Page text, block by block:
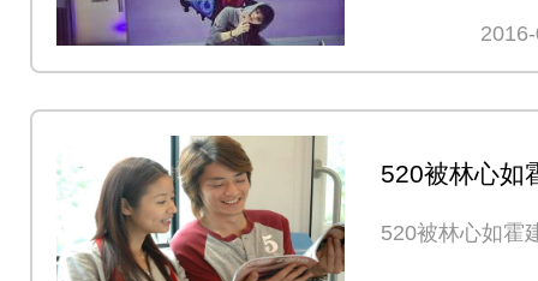
520被林心如
520被林心如霍